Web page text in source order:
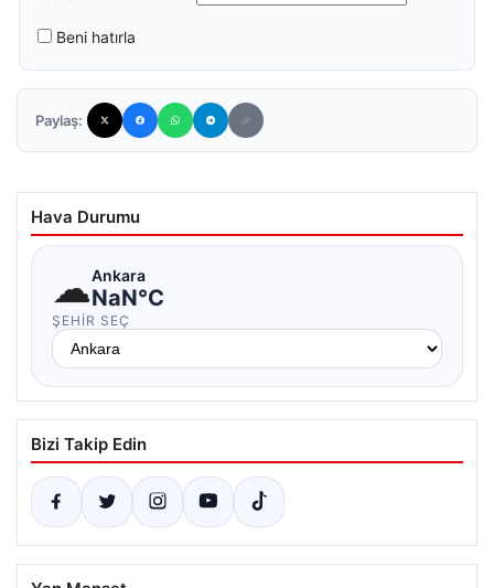
Beni hatırla
Paylaş:
Hava Durumu
☁Ankara
NaN°C
ŞEHIR SEÇ
Bizi Takip Edin